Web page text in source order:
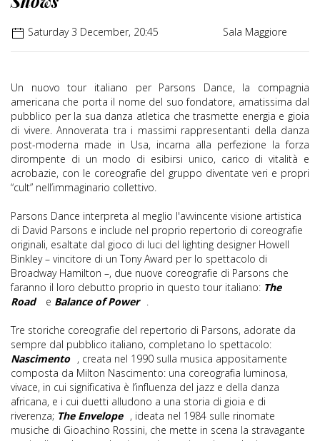
Saturday 3 December, 20:45 Sala Maggiore
Un nuovo tour italiano per Parsons Dance, la compagnia
americana che porta il nome del suo fondatore, amatissima dal
pubblico per la sua danza atletica che trasmette energia e gioia
di vivere. Annoverata tra i massimi rappresentanti della danza
post-moderna made in Usa, incarna alla perfezione la forza
dirompente di un modo di esibirsi unico, carico di vitalità e
acrobazie, con le coreografie del gruppo diventate veri e propri
“cult” nell’immaginario collettivo.
Parsons Dance interpreta al meglio l'avvincente visione artistica
di David Parsons e include nel proprio repertorio di coreografie
originali, esaltate dal gioco di luci del lighting designer Howell
Binkley – vincitore di un Tony Award per lo spettacolo di
Broadway Hamilton –, due nuove coreografie di Parsons che
faranno il loro debutto proprio in questo tour italiano: The
Road
e Balance of Power .
Tre storiche coreografie del repertorio di Parsons, adorate da
sempre dal pubblico italiano, completano lo spettacolo:
Nascimento , creata nel 1990 sulla musica appositamente
composta da Milton Nascimento: una coreografia luminosa,
vivace, in cui significativa è l’influenza del jazz e della danza
africana, e i cui duetti alludono a una storia di gioia e di
riverenza; The Envelope , ideata nel 1984 sulle rinomate
musiche di Gioachino Rossini, che mette in scena la stravagante